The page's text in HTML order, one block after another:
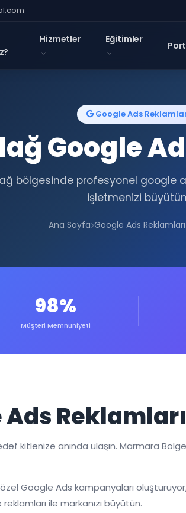
Hizmetler Eğitimler
Google Ads
Google
bölgesinde profesyonel google
işletmenizi
Ana Sayfa Google Ads Reklamları
98%
Müşteri Memnuniyeti
kitlenize anında ulaşın. Marmara
Google Ads kampanyaları
ile markanızı büyütün.